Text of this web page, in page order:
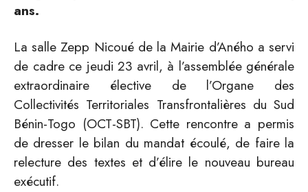
ans.
La salle Zepp Nicoué de la Mairie d’Aného a servi
de cadre ce jeudi 23 avril, à l’assemblée générale
extraordinaire élective de l’Organe des
Collectivités Territoriales Transfrontalières du Sud
Bénin-Togo (OCT-SBT). Cette rencontre a permis
de dresser le bilan du mandat écoulé, de faire la
relecture des textes et d’élire le nouveau bureau
exécutif.